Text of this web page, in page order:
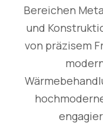
Bereichen
und
von präzisem